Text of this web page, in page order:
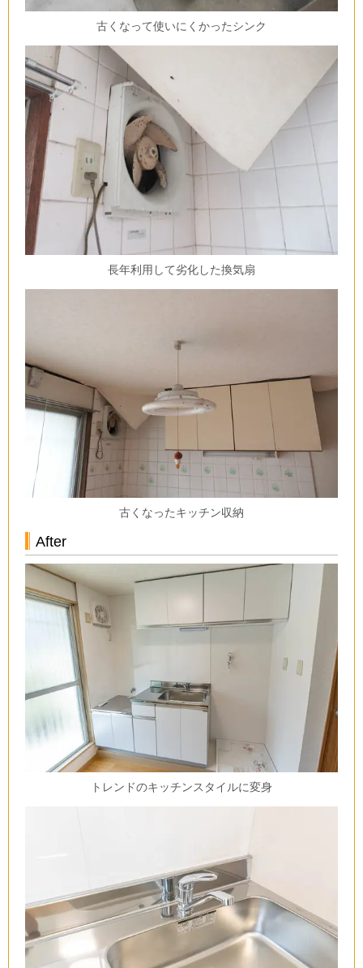
古くなって使いにくかったシンク
長年利用して劣化した換気扇
古くなったキッチン収納
After
トレンドのキッチンスタイルに変身